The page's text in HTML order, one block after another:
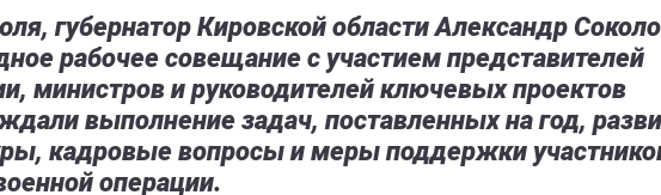
губернатор Кировской области Александр
рабочее совещание с участием представителей
министров и руководителей ключевых проектов
выполнение задач, поставленных на год,
кадровые вопросы и меры поддержки
операции.